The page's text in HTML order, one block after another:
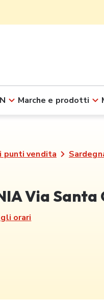
Marche e prodotti
punti vendita
Via Santa
orari